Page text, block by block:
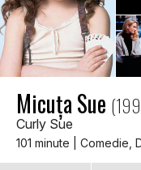
Micuța Sue
Curly Sue
101 minute | Comedie,